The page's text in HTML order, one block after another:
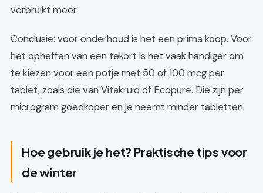
verbruikt meer.
Conclusie: voor onderhoud is het een prima koop. Voor
het opheffen van een tekort is het vaak handiger om
te kiezen voor een potje met 50 of 100 mcg per
tablet, zoals die van Vitakruid of Ecopure. Die zijn per
microgram goedkoper en je neemt minder tabletten.
Hoe gebruik je het? Praktische tips voor
de winter